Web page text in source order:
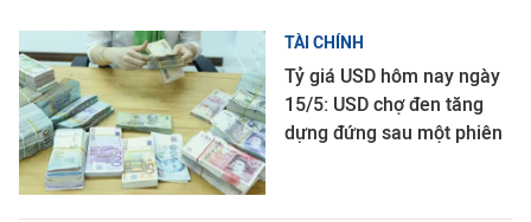
TÀI CHÍNH
Tỷ giá USD hôm nay ngày
15/5: USD chợ đen tăng
dựng đứng sau một phiên